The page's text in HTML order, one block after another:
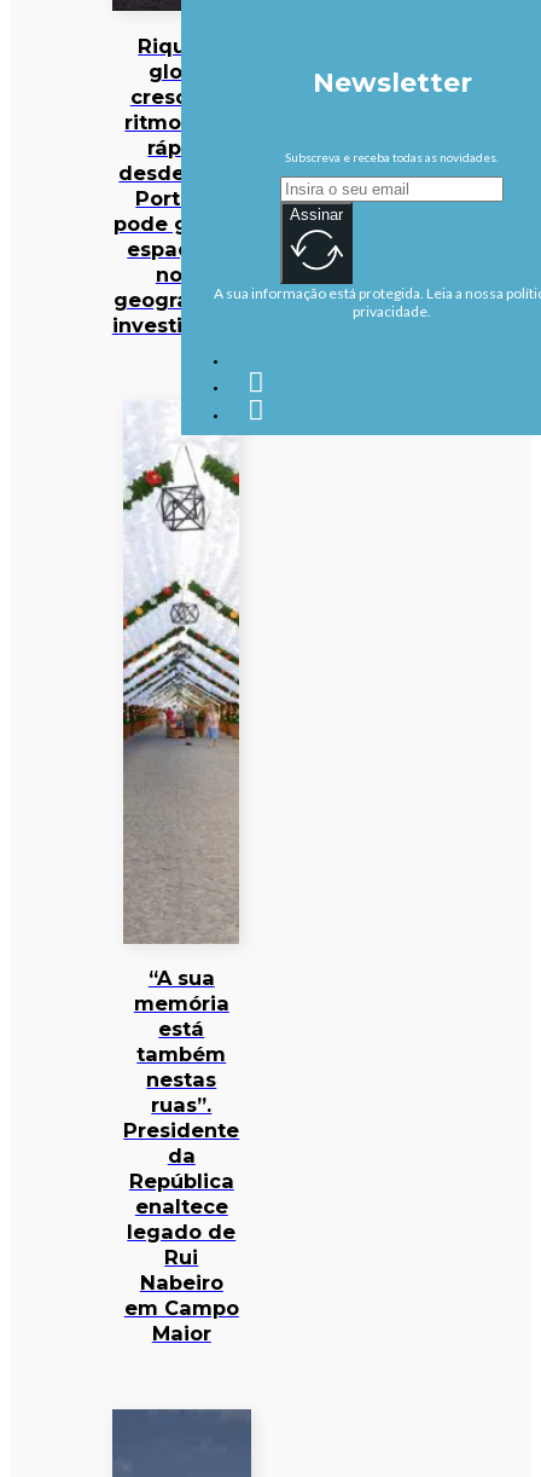
Riqueza
global
cresce ao
ritmo mais
rápido
desde 2021:
Portugal
pode ganhar
espaço na
nova
geografia do
investimento
“A sua
memória
está
também
nestas
ruas”.
Presidente
da
República
enaltece
legado de
Rui
Nabeiro
em Campo
Maior
Newsletter
Subscreva e receba todas as novidades.
Assinar
A sua informação está protegida. Leia a nossa
privacidade.